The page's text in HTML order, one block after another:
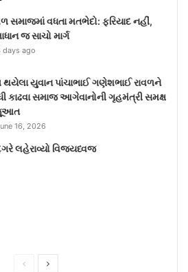
સમાજમાં વધતા મતભેદો: ફરિયાદ નહીં,
જ સાચો માર્ગ
days ago
યુવાન પાંચાભાઈ ગણેશભાઈ રાવળને
કાઢવા સમાજ આગેવાનોની ગૃહમંત્રી સમક્ષ
16, 2026
લહેરાવ્યો વિજયધ્વજ
PreviousNext